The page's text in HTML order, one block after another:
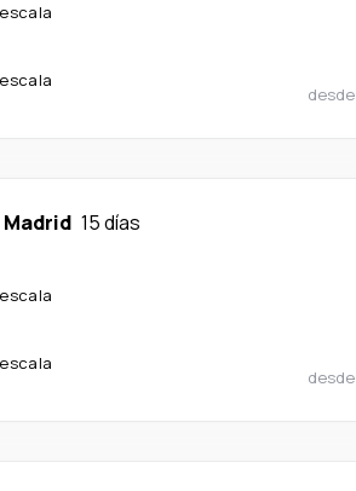
desde
Madrid 15 días
desde